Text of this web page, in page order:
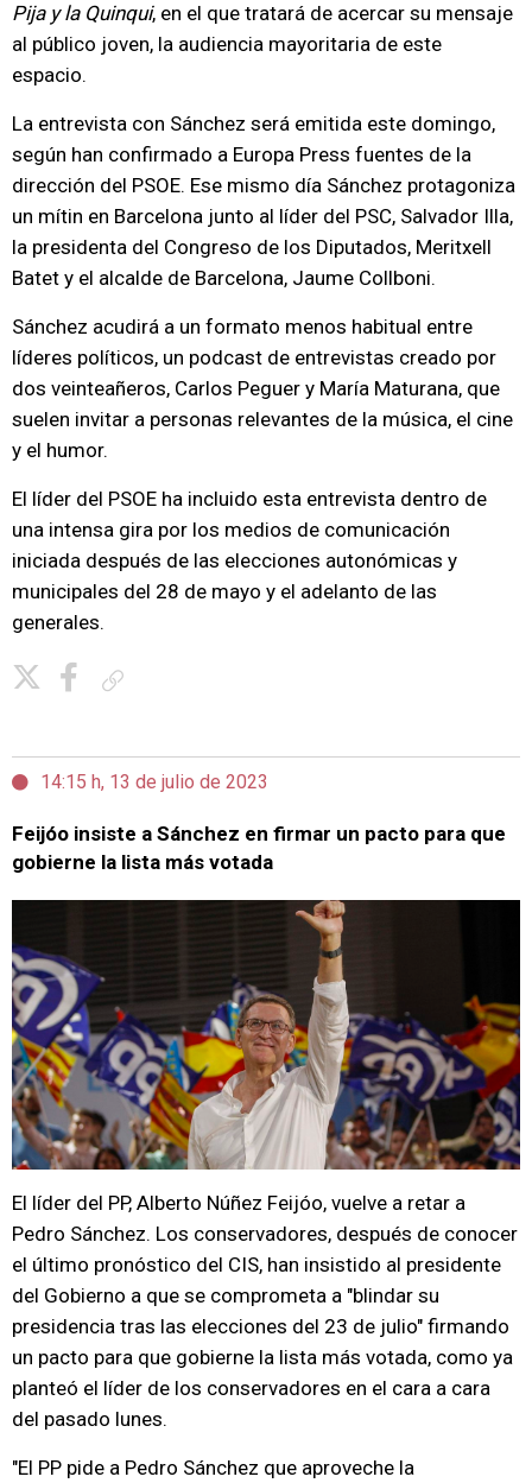
Pija y la Quinqui, en el que tratará de acercar su mensaje
al público joven, la audiencia mayoritaria de este
espacio.
La entrevista con Sánchez será emitida este domingo,
según han confirmado a Europa Press fuentes de la
dirección del PSOE. Ese mismo día Sánchez protagoniza
un mítin en Barcelona junto al líder del PSC, Salvador Illa,
la presidenta del Congreso de los Diputados, Meritxell
Batet y el alcalde de Barcelona, Jaume Collboni.
Sánchez acudirá a un formato menos habitual entre
líderes políticos, un podcast de entrevistas creado por
dos veinteañeros, Carlos Peguer y María Maturana, que
suelen invitar a personas relevantes de la música, el cine
y el humor.
El líder del PSOE ha incluido esta entrevista dentro de
una intensa gira por los medios de comunicación
iniciada después de las elecciones autonómicas y
municipales del 28 de mayo y el adelanto de las
generales.
14:15 h, 13 de julio de 2023
Feijóo insiste a Sánchez en firmar un pacto para que
gobierne la lista más votada
El líder del PP, Alberto Núñez Feijóo, vuelve a retar a
Pedro Sánchez. Los conservadores, después de conocer
el último pronóstico del CIS, han insistido al presidente
del Gobierno a que se comprometa a "blindar su
presidencia tras las elecciones del 23 de julio" firmando
un pacto para que gobierne la lista más votada, como ya
planteó el líder de los conservadores en el cara a cara
del pasado lunes.
"El PP pide a Pedro Sánchez que aproveche la